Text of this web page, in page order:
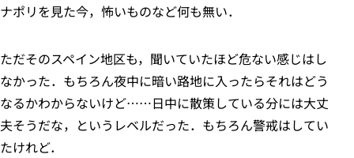
ナポリを見た今，怖いものなど何も無い．
ただそのスペイン地区も，聞いていたほど危ない感じはし
なかった．もちろん夜中に暗い路地に入ったらそれはどう
なるかわからないけど……日中に散策している分には大丈
夫そうだな，というレベルだった．もちろん警戒はしてい
たけれど．